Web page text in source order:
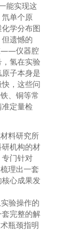
能实现这
单个原
学分布图
遗憾的
——仪器腔
氢在实验
子本身是
，这些问
、铜等常
定量检
料研究所
机构的材
门针对
理出一套
心成果发
验操作的
完整的解
瓶颈指明